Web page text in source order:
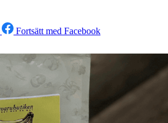
Fortsätt med Facebook